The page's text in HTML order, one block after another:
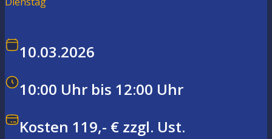
10.03.2026
10:00 Uhr bis 12:00 Uhr
Kosten 119,- € zzgl. Ust.